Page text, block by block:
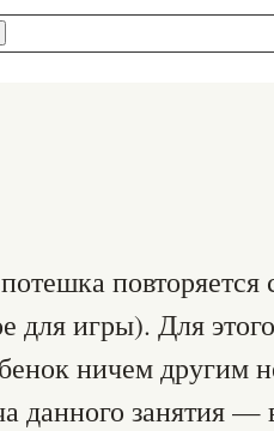
для игры). Для
ничем другим
данного занятия —